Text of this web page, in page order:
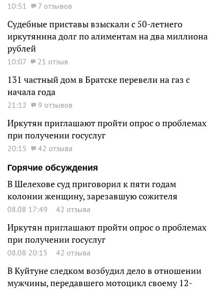
10:51 7 отзывов
Судебные приставы взыскали с 50-летнего
иркутянина долг по алиментам на два миллиона
рублей
10:07 21 отзыв
131 частный дом в Братске перевели на газ с
начала года
21:12 9 отзывов
Иркутян приглашают пройти опрос о проблемах
при получении госуслуг
20:15
42 отзыва
Горячие обсуждения
В Шелехове суд приговорил к пяти годам
колонии женщину, зарезавшую сожителя
08.08 17:49 42 отзыва
Иркутян приглашают пройти опрос о проблемах
при получении госуслуг
08.08 20:15 42 отзыва
В Куйтуне следком возбудил дело в отношении
мужчины, передавшего мотоцикл своему 12-